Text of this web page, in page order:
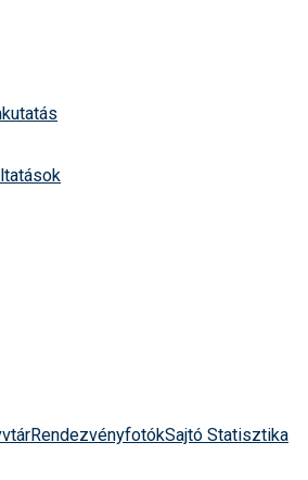
RendezvényfotókSajtó Statisztika